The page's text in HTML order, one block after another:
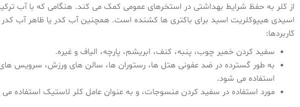
از کلر به حفظ شرایط بهداشتی در استخرهای عمومی کمک می کند. هنگامی که با آب
اسیدی هیپوکلریت اسید برای باکتری ها کشنده است. همچنین آب کدر یا ظاهر آب کدر
کاربردها:
سفید کردن خمیر چوب، پنبه، کنف، ابریشم، پارچه، الیاف و غیره.
به طور گسترده در ضد عفونی هتل ها، رستوران ها، سالن های ورزش، سرویس
استفاده می شود.
مورد استفاده در سفید کردن منسوجات، و به عنوان عامل کلر لاستیک استفاده